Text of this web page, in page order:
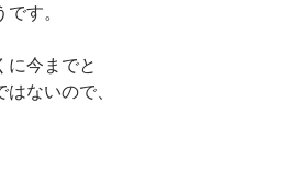
す。
に今までと
ないので、